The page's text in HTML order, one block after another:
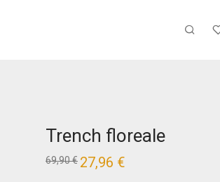
Trench floreale
69,90€ Il
prezzo
27,96 €